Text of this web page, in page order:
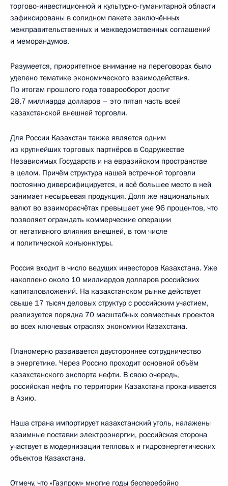
торгово-инвестиционной и культурно-гуманитарной области
зафиксированы в солидном пакете заключённых
межправительственных и межведомственных соглашений
и меморандумов.
Разумеется, приоритетное внимание на переговорах было
уделено тематике экономического взаимодействия.
По итогам прошлого года товарооборот достиг
28,7 миллиарда долларов – это пятая часть всей
казахстанской внешней торговли.
Для России Казахстан также является одним
из крупнейших торговых партнёров в Содружестве
Независимых Государств и на евразийском пространстве
в целом. Причём структура нашей встречной торговли
постоянно диверсифицируется, и всё большее место в ней
занимает несырьевая продукция. Доля же национальных
валют во взаиморасчётах превышает уже 96 процентов, что
позволяет ограждать коммерческие операции
от негативного влияния внешней, в том числе
и политической конъюнктуры.
Россия входит в число ведущих инвесторов Казахстана. Уже
накоплено около 10 миллиардов долларов российских
капиталовложений. На казахстанском рынке действует
свыше 17 тысяч деловых структур с российским участием,
реализуется порядка 70 масштабных совместных проектов
во всех ключевых отраслях экономики Казахстана.
Планомерно развивается двустороннее сотрудничество
в энергетике. Через Россию проходит основной объём
казахстанского экспорта нефти. В свою очередь,
российская нефть по территории Казахстана прокачивается
в Азию.
Наша страна импортирует казахстанский уголь, налажены
взаимные поставки электроэнергии, российская сторона
участвует в модернизации тепловых и гидроэнергетических
объектов Казахстана.
Отмечу, что «Газпром» многие годы бесперебойно